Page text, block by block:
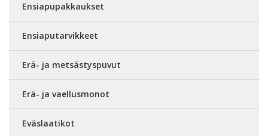
Ensiapupakkaukset
Ensiaputarvikkeet
Erä- ja metsästyspuvut
Erä- ja vaellusmonot
Eväslaatikot